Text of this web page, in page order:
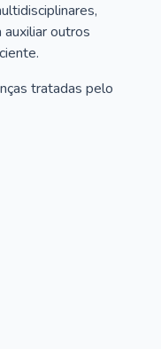
auxiliar outros
tratadas pelo